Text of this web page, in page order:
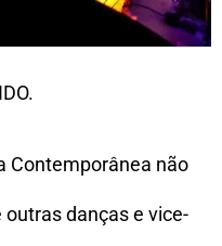
Contemporânea não
danças e vice-